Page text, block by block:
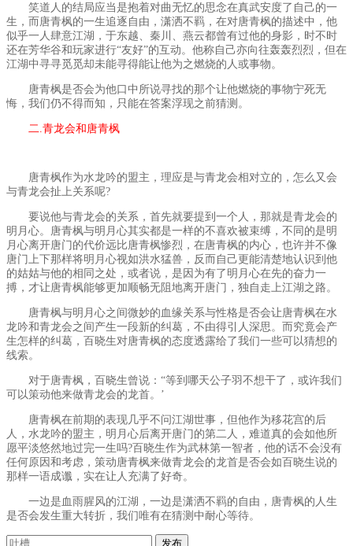
笑道人的结局应当是抱着对曲无忆的思念在真武安度了自己的一
生，而唐青枫的一生追逐自由，潇洒不羁，在对唐青枫的描述中，他
似乎一人肆意江湖，于东越、秦川、燕云都曾有过他的身影，时不时
还在芳华谷和玩家进行“友好”的互动。他称自己亦向往轰轰烈烈，但在
江湖中寻寻觅觅却未能寻得能让他为之燃烧的人或事物。
唐青枫是否会为他口中所说寻找的那个让他燃烧的事物宁死无
悔，我们仍不得而知，只能在答案浮现之前猜测。
二.青龙会和唐青枫
唐青枫作为水龙吟的盟主，理应是与青龙会相对立的，怎么又会
与青龙会扯上关系呢?
要说他与青龙会的关系，首先就要提到一个人，那就是青龙会的
明月心。唐青枫与明月心其实都是一样的不喜欢被束缚，不同的是明
月心离开唐门的代价远比唐青枫惨烈，在唐青枫的内心，也许并不像
唐门上下那样将明月心视如洪水猛兽，反而自己更能清楚地认识到他
的姑姑与他的相同之处，或者说，是因为有了明月心在先的奋力一
搏，才让唐青枫能够更加顺畅无阻地离开唐门，独自走上江湖之路。
唐青枫与明月心之间微妙的血缘关系与性格是否会让唐青枫在水
龙吟和青龙会之间产生一段新的纠葛，不由得引人深思。而究竟会产
生怎样的纠葛，百晓生对唐青枫的态度透露给了我们一些可以猜想的
线索。
对于唐青枫，百晓生曾说：“等到哪天公子羽不想干了，或许我们
可以策动他来做青龙会的龙首。’
唐青枫在前期的表现几乎不问江湖世事，但他作为移花宫的后
人，水龙吟的盟主，明月心后离开唐门的第二人，难道真的会如他所
愿平淡悠然地过完一生吗?百晓生作为武林第一智者，他的话不会没有
任何原因和考虑，策动唐青枫来做青龙会的龙首是否会如百晓生说的
那样一语成谶，实在让人充满了好奇。
一边是血雨腥风的江湖，一边是潇洒不羁的自由，唐青枫的人生
是否会发生重大转折，我们唯有在猜测中耐心等待。